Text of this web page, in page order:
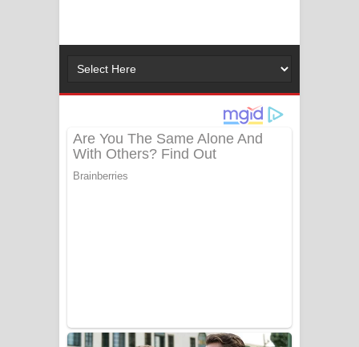
2026 football world cup song lyrics
අම්මා ගීතයේ පද පෙළ
දුන් ආදරේ ගීතයේ පද පෙළ